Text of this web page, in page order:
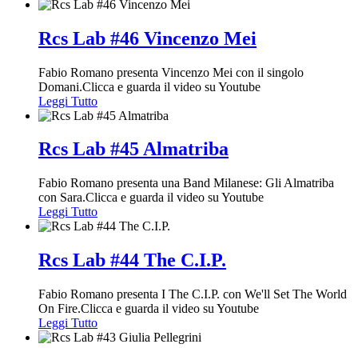
Rcs Lab #46 Vincenzo Mei
Fabio Romano presenta Vincenzo Mei con il singolo
Domani.Clicca e guarda il video su Youtube
Leggi Tutto
Rcs Lab #45 Almatriba
Fabio Romano presenta una Band Milanese: Gli Almatriba
con Sara.Clicca e guarda il video su Youtube
Leggi Tutto
Rcs Lab #44 The C.I.P.
Fabio Romano presenta I The C.I.P. con We'll Set The World
On Fire.Clicca e guarda il video su Youtube
Leggi Tutto